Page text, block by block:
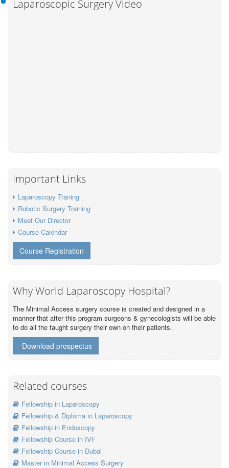
Laparoscopic Surgery Video
Important Links
Laparoscopy Traning
Robotic Surgery Training
Meet Our Director
Course Calendar
Course Registration
Why World Laparoscopy Hospital?
The Minimal Access surgery course is created and designed in a
manner that after this program surgeons & gynecologists will be able
to do all the taught surgery their own on their patients.
Download prospectus
Related courses
Fellowship in Laparoscopy
Fellowship & Diploma in Laparoscopy
Fellowship in Endoscopy
Fellowship Course in IVF
Fellowship Course in Dubai
Master in Minimal Access Surgery